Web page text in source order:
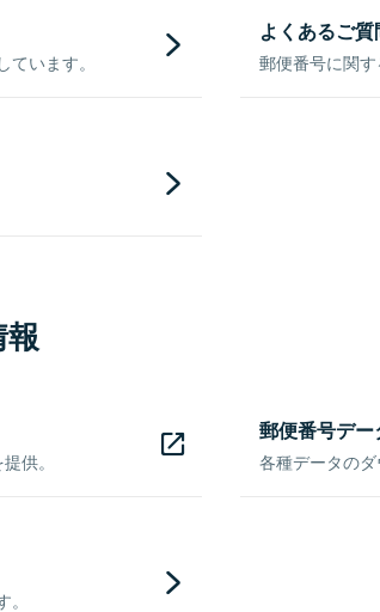
います。
よくあるご
郵便番号に関す
供。
郵便番号デ
各種データの